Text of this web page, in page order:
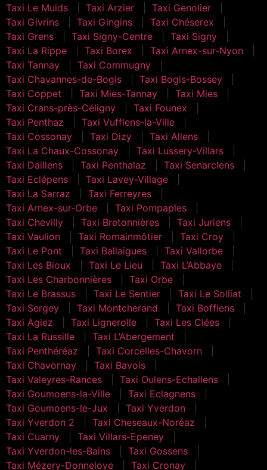
Taxi Le Muids
Taxi Arzier
Taxi Genolier
Taxi Givrins
Taxi Gingins
Taxi Chéserex
Taxi Grens
Taxi Signy-Centre
Taxi Signy
Taxi La Rippe
Taxi Borex
Taxi Arnex-sur-Nyon
Taxi Tannay
Taxi Commugny
Taxi Chavannes-de-Bogis
Taxi Bogis-Bossey
Taxi Coppet
Taxi Mies-Tannay
Taxi Mies
Taxi Crans-près-Céligny
Taxi Founex
Taxi Penthaz
Taxi Vufflens-la-Ville
Taxi Cossonay
Taxi Dizy
Taxi Allens
Taxi La Chaux-Cossonay
Taxi Lussery-Villars
Taxi Daillens
Taxi Penthalaz
Taxi Senarclens
Taxi Eclépens
Taxi Lavey-Village
Taxi La Sarraz
Taxi Ferreyres
Taxi Arnex-sur-Orbe
Taxi Pompaples
Taxi Chevilly
Taxi Bretonnières
Taxi Juriens
Taxi Vaulion
Taxi Romainmôtier
Taxi Croy
Taxi Le Pont
Taxi Ballaigues
Taxi Vallorbe
Taxi Les Bioux
Taxi Le Lieu
Taxi L’Abbaye
Taxi Les Charbonnières
Taxi Orbe
Taxi Le Brassus
Taxi Le Sentier
Taxi Le Solliat
Taxi Sergey
Taxi Montcherand
Taxi Bofflens
Taxi Agiez
Taxi Lignerolle
Taxi Les Clées
Taxi La Russille
Taxi L’Abergement
Taxi Penthéréaz
Taxi Corcelles-Chavorn
Taxi Chavornay
Taxi Bavois
Taxi Valeyres-Rances
Taxi Oulens-Echallens
Taxi Goumoens-la-Ville
Taxi Eclagnens
Taxi Goumoens-le-Jux
Taxi Yverdon
Taxi Yverdon 2
Taxi Cheseaux-Noréaz
Taxi Cuarny
Taxi Villars-Epeney
Taxi Yverdon-les-Bains
Taxi Gossens
Taxi Mézery-Donneloye
Taxi Cronay